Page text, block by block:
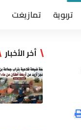
تربوية تمازيغت
أخر الأخبار